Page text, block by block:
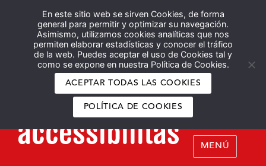
En este sitio web se sirven Cookies, de forma
general para permitir y optimizar su navegación.
Asimismo, utilizamos cookies analíticas que nos
permiten elaborar estadísticas y conocer el tráfico
de la web. Puedes aceptar el uso de Cookies tal y
como se expone en nuestra Política de Cookies.
ACEPTAR TODAS LAS COOKIES
POLÍTICA DE COOKIES
Español English
MENÚ